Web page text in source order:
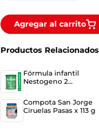
Agregar al carrito
Productos Relacionados
Fórmula infantil
Nestogeno 2
Compota San Jorge
Ciruelas Pasas x 113 g